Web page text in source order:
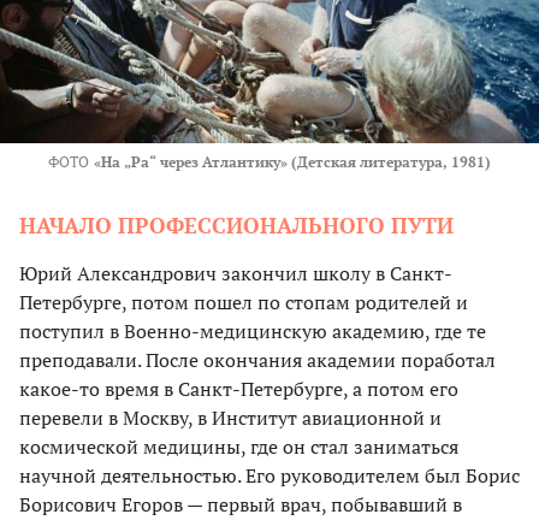
ФОТО «На „Ра“ через Атлантику» (Детская литература, 1981)
НАЧАЛО ПРОФЕССИОНАЛЬНОГО ПУТИ
Юрий Александрович закончил школу в Санкт-
Петербурге, потом пошел по стопам родителей и
поступил в Военно-медицинскую академию, где те
преподавали. После окончания академии поработал
какое-то время в Санкт-Петербурге, а потом его
перевели в Москву, в Институт авиационной и
космической медицины, где он стал заниматься
научной деятельностью. Его руководителем был Борис
Борисович Егоров — первый врач, побывавший в